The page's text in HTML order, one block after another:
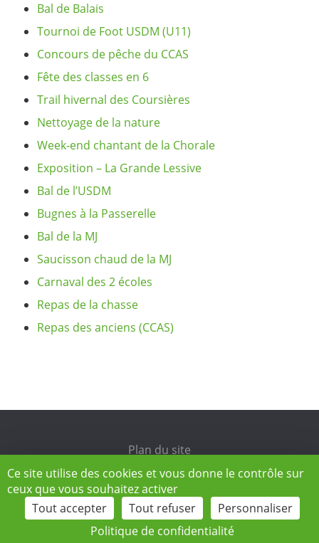
Bal de Balais
Tournoi de Foot USDM (U11)
Concours de pêche du CCAS
Fête des classes en 6
Trail hivernal des Coursières
Nettoyage de la nature
Week-end chantant de la Chorale
Exposition – La Grande Lessive
Bal de l’USDM
Bugnes à la Passerelle
Bal de la MJ
Saucisson chaud de la MJ
Carnaval des 2 écoles
Repas de la chasse
Repas des anciens (CCAS)
Plan du site
Mentions légales
Site réalisé parIML Communication
Ce site utilise des cookies et vous donne le contrôle sur
ceux que vous souhaitez activer
Tout accepter
Tout refuser
Personnaliser
Politique de confidentialité